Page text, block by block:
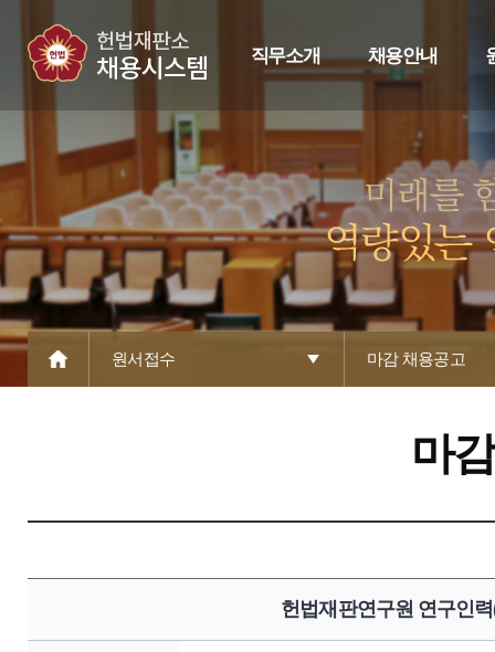
직무소개 채용안내
원서접수 마감 채용공고
마
헌법재판연구원 연구인